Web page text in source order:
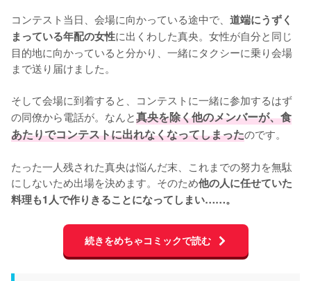
コンテスト当日、会場に向かっている途中で、 道端にうずく
まっている年配の女性に出くわした真央。女性が自分と同じ
目的地に向かっていると分かり、一緒にタクシーに乗り会場
まで送り届けました。
そして会場に到着すると、コンテストに一緒に参加するはず
の同僚から電話が。なんと真央を除く他のメンバーが、食
あたりでコンテストに出れなくなってしまったのです。
たった一人残された真央は悩んだ末、これまでの努力を無駄
にしないため出場を決めます。そのため他の人に任せていた
料理も1人で作りきることになってしまい……。
続きをめちゃコミックで読む